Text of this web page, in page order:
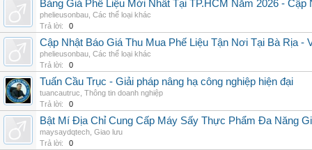
Bảng Giá Phế Liệu Mới Nhất Tại TP.HCM Năm 2026 - Cập
phelieusonbau Các thể loại khác
Trả lời:
0
Cập Nhật Báo Giá Thu Mua Phế Liệu Tận Nơi Tại Bà Rịa -
phelieusonbau Các thể loại khác
Trả lời:
0
Tuấn Cầu Trục - Giải pháp nâng hạ công nghiệp hiện đại
tuancautruc Thông tin doanh nghiệp
Trả lời:
0
Bật Mí Địa Chỉ Cung Cấp Máy Sấy Thực Phẩm Đa Năng
maysaydqtech Giao lưu
Trả lời:
0